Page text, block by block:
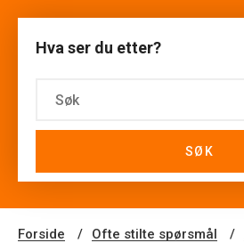
Hva ser du etter?
SØK
Forside Ofte stilte spørsmål